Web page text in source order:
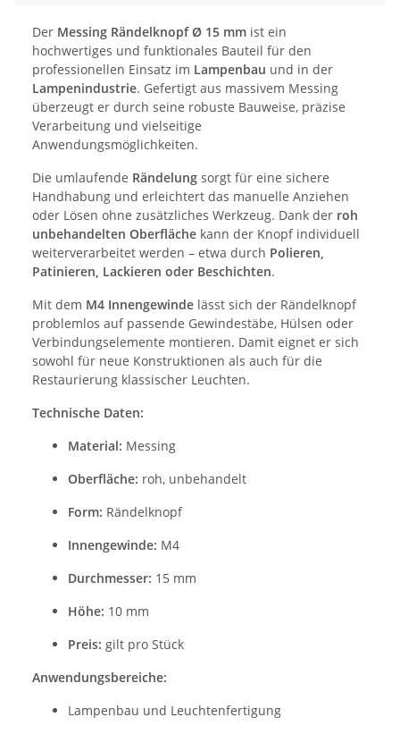
Der Messing Rändelknopf Ø 15 mm ist ein
hochwertiges und funktionales Bauteil für den
professionellen Einsatz im Lampenbau und in der
Lampenindustrie. Gefertigt aus massivem Messing
überzeugt er durch seine robuste Bauweise, präzise
Verarbeitung und vielseitige
Anwendungsmöglichkeiten.
Die umlaufende Rändelung sorgt für eine sichere
Handhabung und erleichtert das manuelle Anziehen
oder Lösen ohne zusätzliches Werkzeug. Dank der roh
unbehandelten Oberfläche kann der Knopf individuell
weiterverarbeitet werden – etwa durch Polieren,
Patinieren, Lackieren oder Beschichten.
Mit dem M4 Innengewinde lässt sich der Rändelknopf
problemlos auf passende Gewindestäbe, Hülsen oder
Verbindungselemente montieren. Damit eignet er sich
sowohl für neue Konstruktionen als auch für die
Restaurierung klassischer Leuchten.
Technische Daten:
Material: Messing
Oberfläche: roh, unbehandelt
Form: Rändelknopf
Innengewinde: M4
Durchmesser: 15 mm
Höhe: 10 mm
Preis: gilt pro Stück
Anwendungsbereiche:
Lampenbau und Leuchtenfertigung